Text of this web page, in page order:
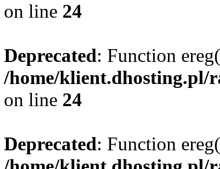
on line 24
Deprecated: Function
/home/klient.dhosting.pl/
on line 24
Deprecated: Function